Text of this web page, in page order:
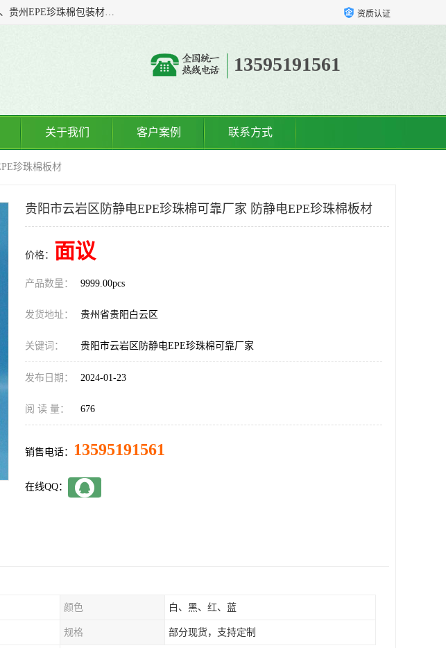
贵州诚辉包装材料有限公司多年从事塑料软包装产品的研发与生产，目前我司主营贵州EPE珍珠棉包装、贵州EPE珍珠棉包装材料、贵州防静电EPE珍珠棉、贵州气泡膜制袋、贵州气泡膜包装、贵州防静电气泡膜等；我司一直以来，凭着“诚信客自来”的精神，力争以全新的体制、先进的管理、科学的技术，不断提升服务，力求与您携手共进、共创佳绩 资质认证
13595191561
关于我们 客户案例 联系方式
珍珠棉板材
贵阳市云岩区防静电EPE珍珠棉可靠厂家 防静电EPE珍珠棉板材
价格： 面议
产品数量： 9999.00pcs
发货地址： 贵州省贵阳白云区
关键词： 贵阳市云岩区防静电EPE珍珠棉可靠厂家
发布日期： 2024-01-23
阅 读 量： 676
销售电话： 13595191561
在线QQ：
颜色 白、黑、红、蓝
规格 部分现货，支持定制